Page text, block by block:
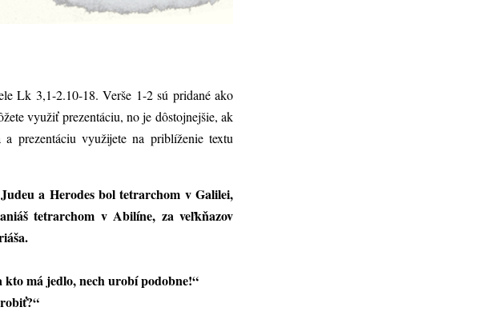
Lk 3,1-2.10-18. Verše 1-2 sú pridané ako
využiť prezentáciu, no je dôstojnejšie, ak
prezentáciu využijete na priblíženie textu
a Herodes bol tetrarchom v Galilei,
tetrarchom v Abilíne, za veľkňazov
kto má jedlo, nech urobí podobne!“